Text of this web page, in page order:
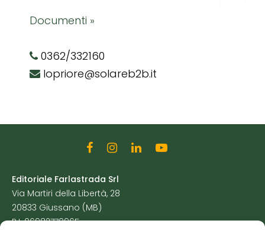
Documenti »
0362/332160
lopriore@solareb2b.it
Editoriale Farlastrada Srl
Via Martiri della Libertà, 28
20833 Giussano (MB)
P.I. 06982770965